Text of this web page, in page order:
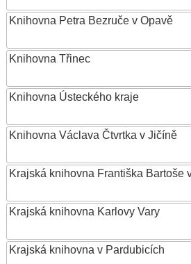
Knihovna Petra Bezruče v Opavě
Knihovna Třinec
Knihovna Ústeckého kraje
Knihovna Václava Čtvrtka v Jičíně
Krajská knihovna Františka Bartoše
Krajská knihovna Karlovy Vary
Krajská knihovna v Pardubicích